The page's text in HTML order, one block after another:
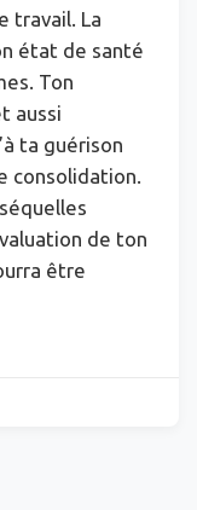
travail. La
état de santé
Ton
aussi
ta guérison
consolidation.
de ton
être